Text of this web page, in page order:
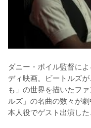
ダニー・ボイル監督に
ディ映画。ビートルズ
も」の世界を描いたフ
ルズ」の名曲の数々が
本人役でゲスト出演した